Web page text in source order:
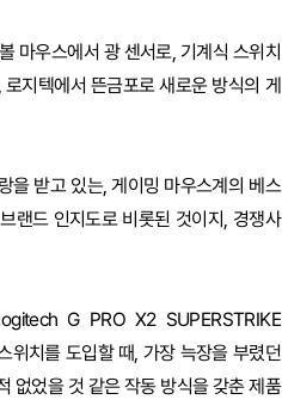
마우스에서 광 센서로, 기계식 스위치
지텍에서 뜬금포로 새로운 방식의 게
을 받고 있는, 게이밍 마우스계의 베스
랜드 인지도로 비롯된 것이지, 경쟁사
G PRO X2 SUPERSTRIKE
치를 도입할 때, 가장 늑장을 부렸던
없었을 것 같은 작동 방식을 갖춘 제품